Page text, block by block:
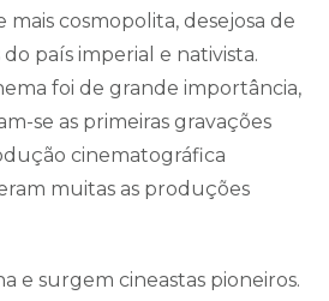
cosmopolita, desejosa de
país imperial e nativista.
foi de grande importância,
se as primeiras gravações
cinematográfica
eram muitas as produções
e surgem cineastas pioneiros.